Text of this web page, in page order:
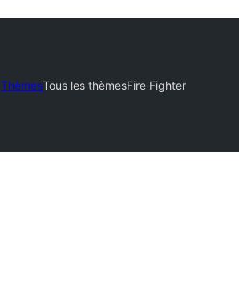
ThèmesTous les thèmesFire Fighter